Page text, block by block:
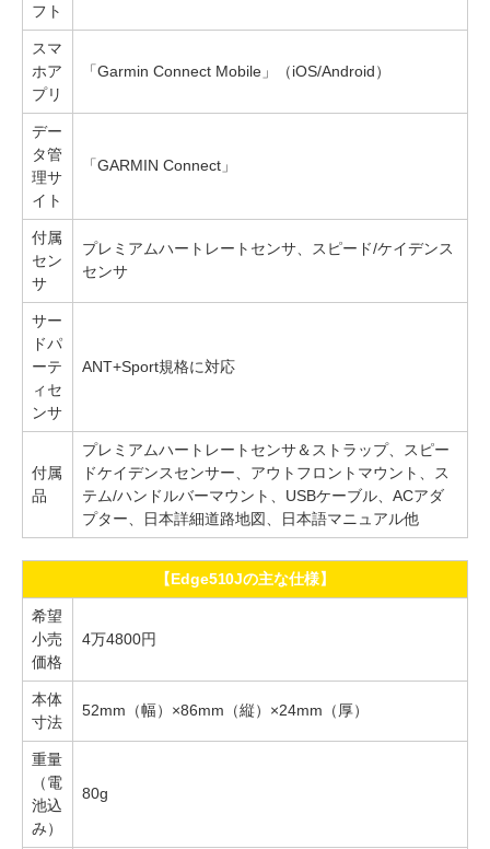
フト
スマ
ホア
プリ
「Garmin Connect Mobile」（iOS/Android）
デー
タ管
理サ
イト
「GARMIN Connect」
付属
セン
サ
プレミアムハートレートセンサ、スピード/ケイデンス
センサ
サー
ドパ
ーテ
ィセ
ンサ
ANT+Sport規格に対応
付属
品
プレミアムハートレートセンサ＆ストラップ、スピー
ドケイデンスセンサー、アウトフロントマウント、ス
テム/ハンドルバーマウント、USBケーブル、ACアダ
プター、日本詳細道路地図、日本語マニュアル他
【Edge510Jの主な仕様】
希望
小売
価格
4万4800円
本体
寸法
52mm（幅）×86mm（縦）×24mm（厚）
重量
（電
池込
み）
80g